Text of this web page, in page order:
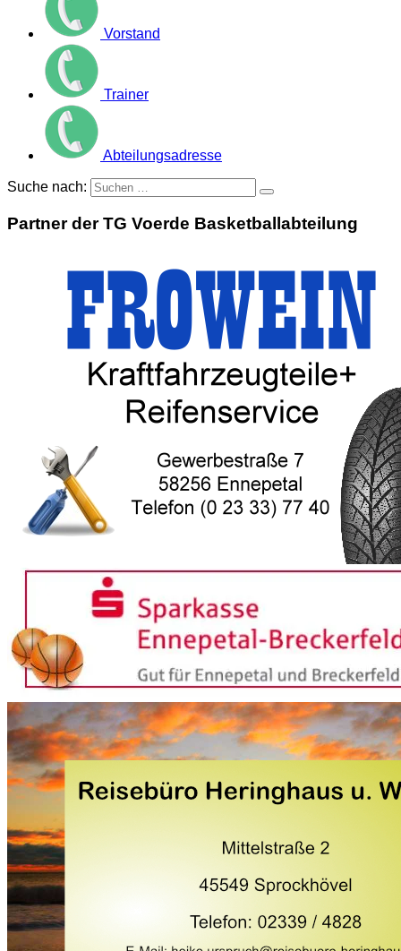
Vorstand
Trainer
Abteilungsadresse
Suche nach:
Partner der TG Voerde Basketballabteilung